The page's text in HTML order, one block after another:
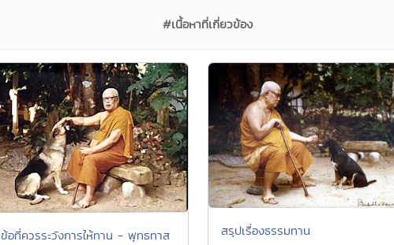
#เนื้อหาที่เกี่ยวข้อง
ข้อที่ควรระวังการให้ทาน - พุทธทาส
สรุปเรื่องธรรมทาน